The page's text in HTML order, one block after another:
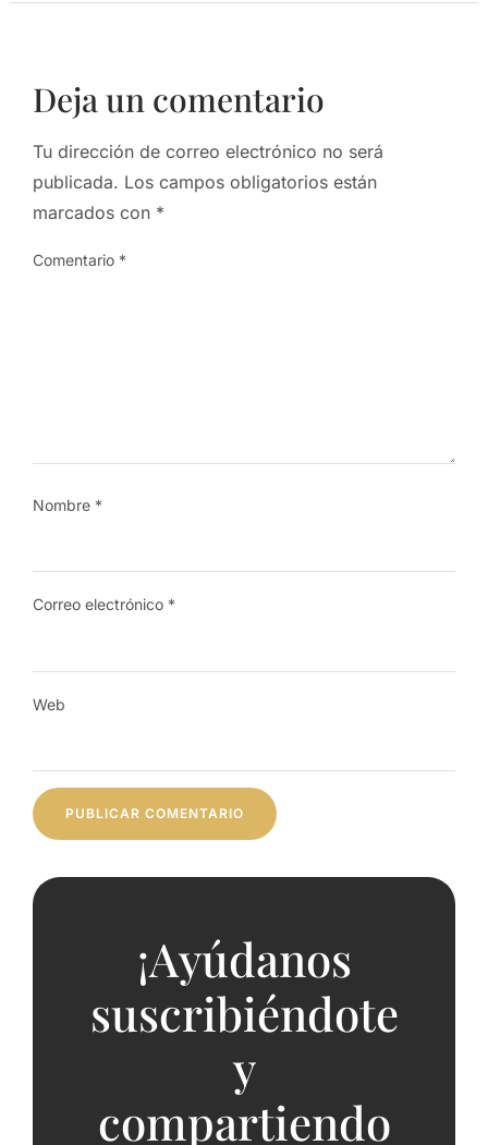
Deja un comentario
Tu dirección de correo electrónico no será
publicada. Los campos obligatorios están
marcados con *
Comentario *
Nombre *
Correo electrónico *
Web
¡Ayúdanos
suscribiéndote
y
compartiendo